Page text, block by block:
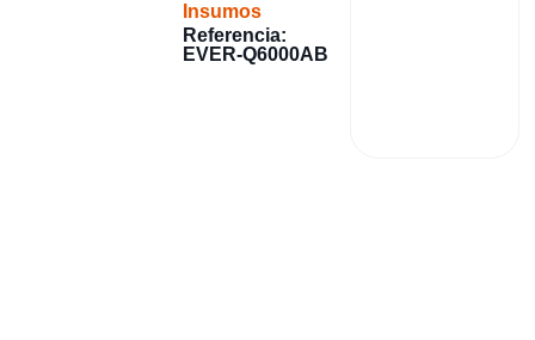
Insumos
Referencia:
EVER-Q6000AB